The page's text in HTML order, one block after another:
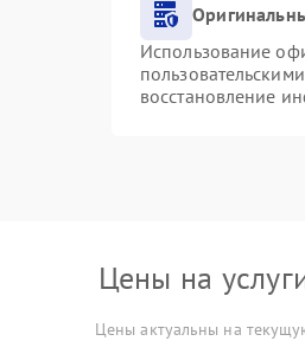
Использование
восстановление
Цены на
Цены актуальны на